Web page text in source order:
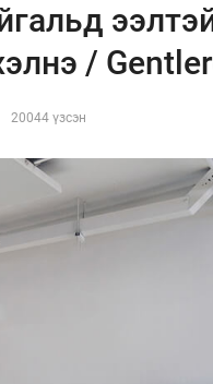
/
20044 үзсэн